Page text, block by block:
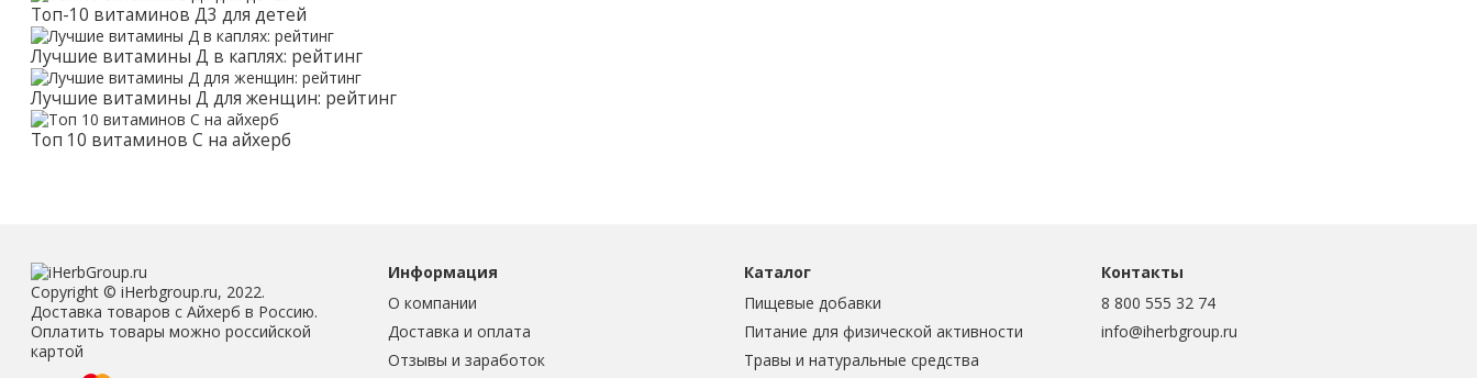
Топ-10 витаминов Д3 для детей
Лучшие витамины Д в каплях: рейтинг
Лучшие витамины Д для женщин: рейтинг
Топ 10 витаминов С на айхерб
Copyright © iHerbgroup.ru, 2022.
Доставка товаров с Айхерб в Россию.
Оплатить товары можно российской
картой
Информация
О компании
Доставка и оплата
Отзывы и заработок
Каталог
Пищевые добавки
Питание для физической активности
Травы и натуральные средства
Контакты
8 800 555 32 74
info@iherbgroup.ru